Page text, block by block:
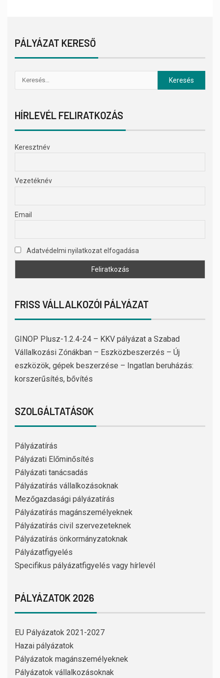
PÁLYÁZAT KERESŐ
HÍRLEVÉL FELIRATKOZÁS
Keresztnév
Vezetéknév
Email
Adatvédelmi nyilatkozat elfogadása
FRISS VÁLLALKOZÓI PÁLYÁZAT
GINOP Plusz-1.2.4-24 – KKV pályázat a Szabad
Vállalkozási Zónákban – Eszközbeszerzés – Új
eszközök, gépek beszerzése – Ingatlan beruházás:
korszerűsítés, bővítés
SZOLGÁLTATÁSOK
Pályázatírás
Pályázati Előminősítés
Pályázati tanácsadás
Pályázatírás vállalkozásoknak
Mezőgazdasági pályázatírás
Pályázatírás magánszemélyeknek
Pályázatírás civil szervezeteknek
Pályázatírás önkormányzatoknak
Pályázatfigyelés
Specifikus pályázatfigyelés vagy hírlevél
PÁLYÁZATOK 2026
EU Pályázatok 2021-2027
Hazai pályázatok
Pályázatok magánszemélyeknek
Pályázatok vállalkozásoknak